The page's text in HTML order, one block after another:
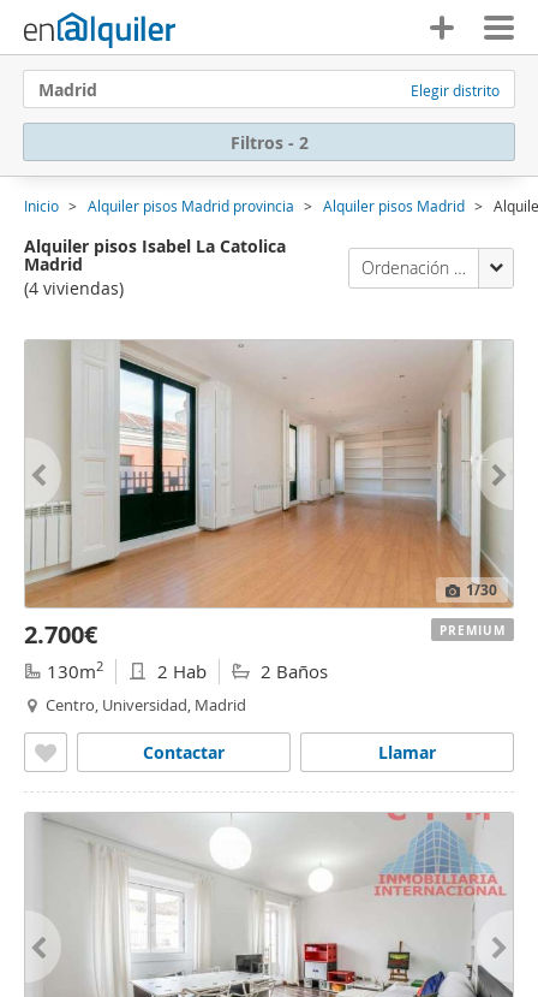
Madrid Elegir distrito
Filtros - 2
Inicio Alquiler pisos Madrid provincia Alquiler pisos Madrid
Alquiler pisos Isabel La Catolica
Madrid
(4 viviendas)
Ordenación Enalquiler
1/30
2.700€
130m2 2 Hab 2 Baños
Centro, Universidad, Madrid
Llamar
Contactar
PREMIUM